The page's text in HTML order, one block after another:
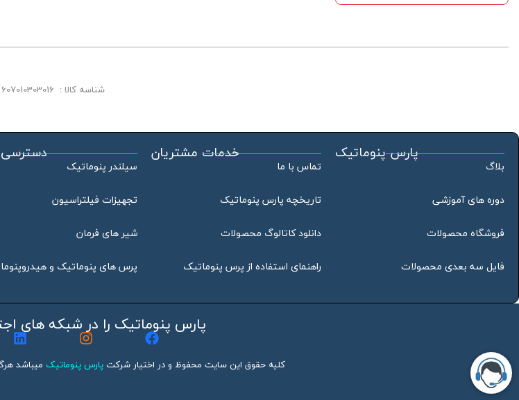
شناسه کالا : 607010303016
پارس پنوماتیک
بلاگ
دوره های آموزشی
فروشگاه محصولات
فایل سه بعدی محصولات
خدمات مشتریان
تماس با ما
تاریخچه پارس پنوماتیک
دانلود کاتالوگ محصولات
راهنمای استفاده از پرس پنوماتیک
سیلندر پنوماتیک
تجهیزات فیلتراسیون
شیر های فرمان
پرس های پنوماتیک و
پارس پنوماتیک را در شبکه های
کلیه حقوق این سایت محفوظ و در اختیار شرکتپارس پنوماتیک میباشد